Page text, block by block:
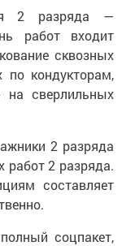
2 разряда —
работ входит
сквозных
по кондукторам,
сверлильных
2 разряда
работ 2 разряда.
составляет
соцпакет,